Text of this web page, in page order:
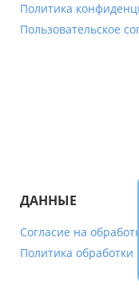
Политика
Пользовательское
ДАННЫЕ
Согласие на
Политика